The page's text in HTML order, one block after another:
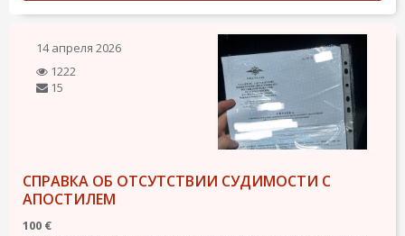
14 апреля 2026
1222
15
СПРАВКА ОБ ОТСУТСТВИИ СУДИМОСТИ С
АПОСТИЛЕМ
100 €